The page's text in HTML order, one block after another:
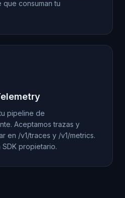
que consuman tu
pipeline de
Aceptamos trazas y
en /v1/traces y /v1/metrics.
propietario.